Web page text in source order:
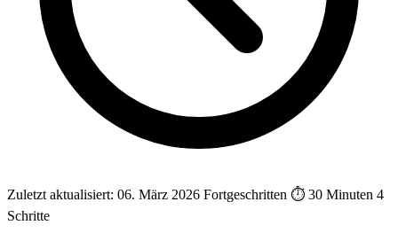
Zuletzt aktualisiert: 06. März 2026 Fortgeschritten ⏱ 30 Minuten 4
Schritte